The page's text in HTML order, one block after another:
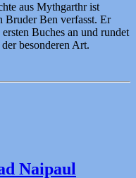
aus Mythgarthr ist
Bruder Ben verfasst. Er
Buches an und rundet
besonderen Art.
Naipaul